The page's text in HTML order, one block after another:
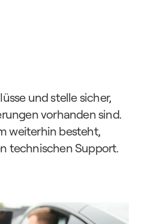
und stelle sicher,
vorhanden sind.
weiterhin besteht,
technischen Support.